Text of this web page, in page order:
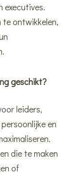
executives.
te ontwikkelen,
geschikt?
leiders,
en
die te maken
of